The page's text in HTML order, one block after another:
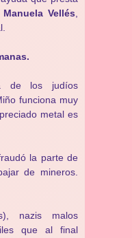
Manuela Vellés
de los judíos
funciona muy
metal es
la parte de
de mineros.
nazis malos
que al final